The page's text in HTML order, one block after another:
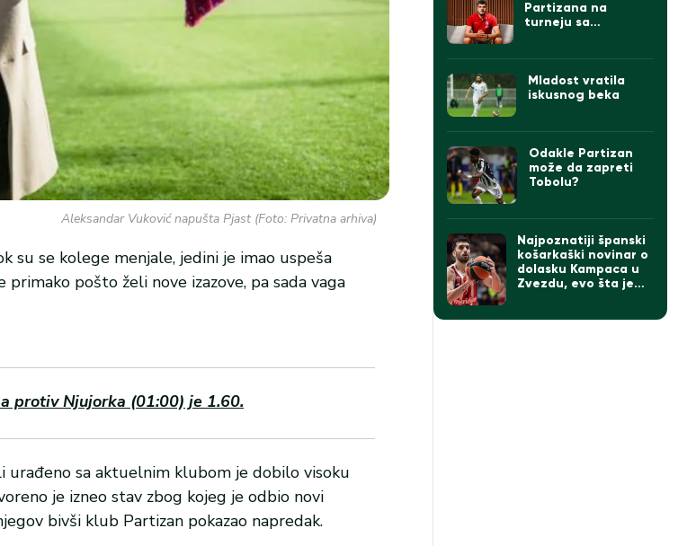
Aleksandar Vuković napušta Pjast (Foto: Privatna arhiva)
su se kolege menjale, jedini je imao uspeša
pošto želi nove izazove, pa sada vaga
protiv Njujorka (01:00) je 1.60.
urađeno sa aktuelnim klubom je dobilo visoku
je izneo stav zbog kojeg je odbio novi
bivši klub Partizan pokazao napredak.
Partizana na
turneju sa
Mladost vratila
iskusnog beka
Odakle Partizan
može da zapreti
Tobolu?
Najpoznatiji španski
košarkaški novinar o
dolasku Kampaca u
Zvezdu, evo šta je